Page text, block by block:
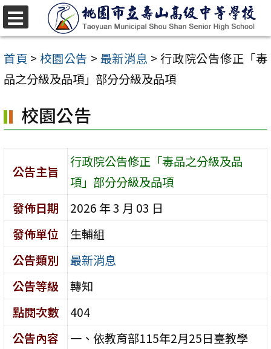
跳
至
主
要
容
區
首頁 > 校園公告 > 最新消息 > 行政院公告修正「毒
品之分級及品項」部分分級及品項
校園公告
公告主旨
行政院公告修正「毒品之分級及品
項」部分分級及品項
發佈日期
2026 年 3 月 03 日
發佈單位
生輔組
公告類別
最新消息
公告等級
轉知
點閱次數
404
公告內容
一、依教育部115年2月25日臺教學
選
單